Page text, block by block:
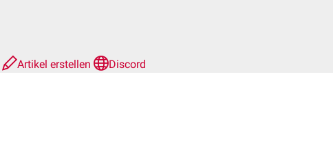
Artikel erstellen Discord